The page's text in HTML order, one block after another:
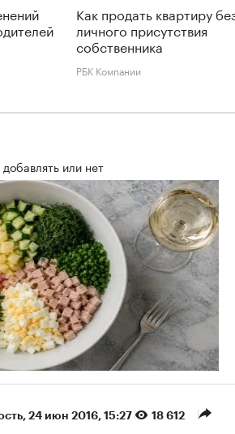
Как продать квартиру
личного присутствия
собственника
РБК Компании
или нет
24 июн 2016, 15:27 18 612